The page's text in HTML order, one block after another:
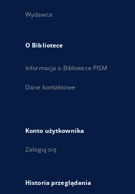
Wydawca
O Bibliotece
Informacja o Bibliotece PISM
Dane kontaktowe
Konto użytkownika
Zaloguj się
Historia przeglądania